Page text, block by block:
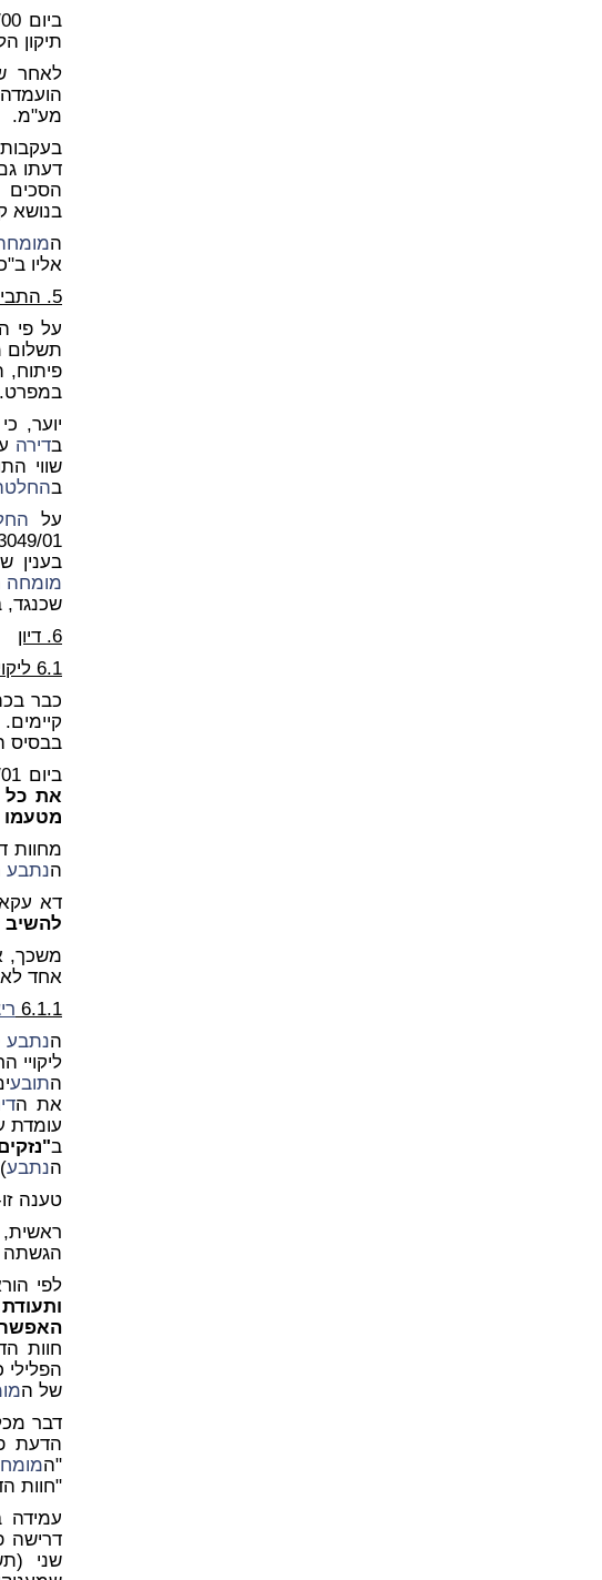
ביום 04/07/00 ביקר ה
תיקון
לאחר
מע"מ.
דעתו גם בענין
הסכים
בנושא
ה
אליו
5. התביעה שכנגד
על פי
תשלום
פיתוח,
במפרט.
יוער,
בדירה
שווי
ב
על
3049/01), במסגרתה הגיעו הצדדים להסכמה דיונית, לפיה
בענין
מומחה
שכנגד, בסך
6. דיון
6.1 ליקויי הבנייה וה
כבר
בבסיס
ביום 14/05/01 הוגשה ע"י הצדדים
את כל
מטעמו
מחוות
הנתבע
דא
להשיב
משכך,
אחד
6.1.1
הנתבע
התובע
את ה
עומדת על סך של 16,000 ₪.
ב"
הנתבע
טענה
הגשתה
לפי הוראת סעיף 24(א)
חוות
של ה
דבר
הדעת
"ה
"חוות
עמידה
דרישה
שני (תשס"ד-